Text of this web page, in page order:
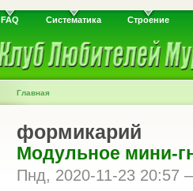
FAQ Систематика Строение
Главная
формикарий
Модульное мини-
Пнд, 2020-11-23